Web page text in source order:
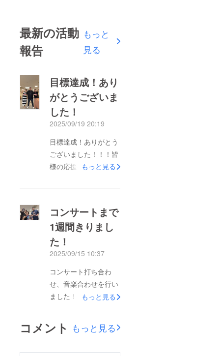
最新の活動
報告
もっと
見る
目標達成！あり
がとうございま
した！
2025/09/19 20:19
目標達成！ありがとう
ございました！！！皆
様の応援のお陰で無事
コンサート合わせで集
まっていたので感謝の
気持ちを一言、動画に
収めました↓↓↓本当
した！！！今日のコン
サートでは後半の曲を
中心に合わせ、当日の
た☆もうコンサートま
に協力いただいてのコ
もっと見る
コンサートまで
1週間きりまし
た！
2025/09/15 10:37
コンサート打ち合わ
せ、音楽合わせを行い
ました！コンサートま
した！皆様お元気でい
らっしゃいますか？先
もっと見る
コメント もっと見る